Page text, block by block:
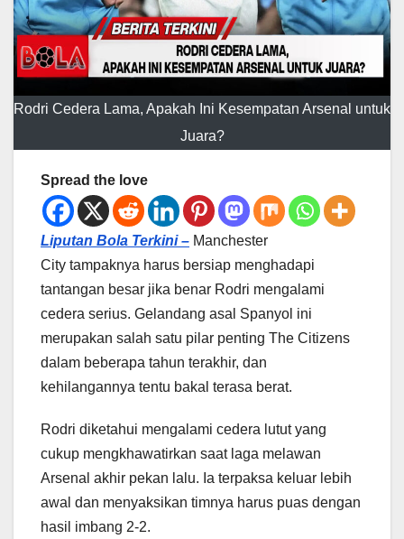
Rodri Cedera Lama, Apakah Ini Kesempatan Arsenal untuk
Juara?
Spread the love
Liputan Bola Terkini – Manchester
City tampaknya harus bersiap menghadapi
tantangan besar jika benar Rodri mengalami
cedera serius. Gelandang asal Spanyol ini
merupakan salah satu pilar penting The Citizens
dalam beberapa tahun terakhir, dan
kehilangannya tentu bakal terasa berat.
Rodri diketahui mengalami cedera lutut yang
cukup mengkhawatirkan saat laga melawan
Arsenal akhir pekan lalu. Ia terpaksa keluar lebih
awal dan menyaksikan timnya harus puas dengan
hasil imbang 2-2.